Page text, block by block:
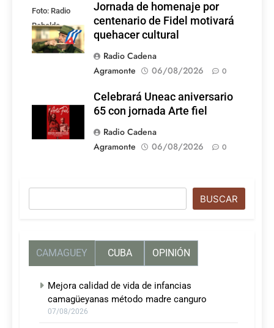
Foto: Radio
Rebelde
Jornada de homenaje por
centenario de Fidel motivará
quehacer cultural
Radio Cadena
Agramonte
06/08/2026 0
Celebrará Uneac aniversario
65 con jornada Arte fiel
Radio Cadena
Agramonte
06/08/2026 0
BUSCAR
CAMAGUEY CUBA OPINIÓN
Mejora calidad de vida de infancias
camagüeyanas método madre canguro
07/08/2026